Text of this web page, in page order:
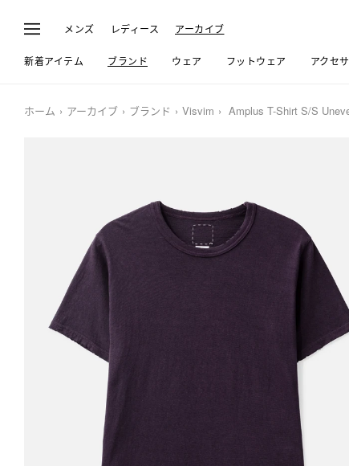
メンズ レディース アーカイブ
新着アイテム ブランド ウェア フットウェア アクセ
ホーム アーカイブ ブランド Visvim Amplus T-Shirt S/S